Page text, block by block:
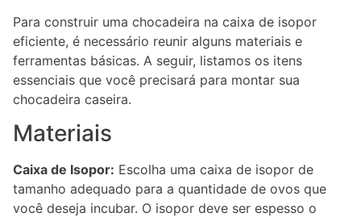
Para construir uma chocadeira na caixa de isopor
eficiente, é necessário reunir alguns materiais e
ferramentas básicas. A seguir, listamos os itens
essenciais que você precisará para montar sua
chocadeira caseira.
Materiais
Caixa de Isopor: Escolha uma caixa de isopor de
tamanho adequado para a quantidade de ovos que
você deseja incubar. O isopor deve ser espesso o